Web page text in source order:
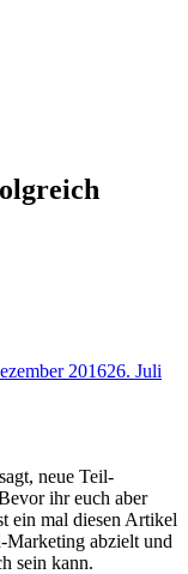
201626. Juli
neue Teil-
ihr euch aber
ein mal diesen Artikel
Marketing abzielt und
sein kann.